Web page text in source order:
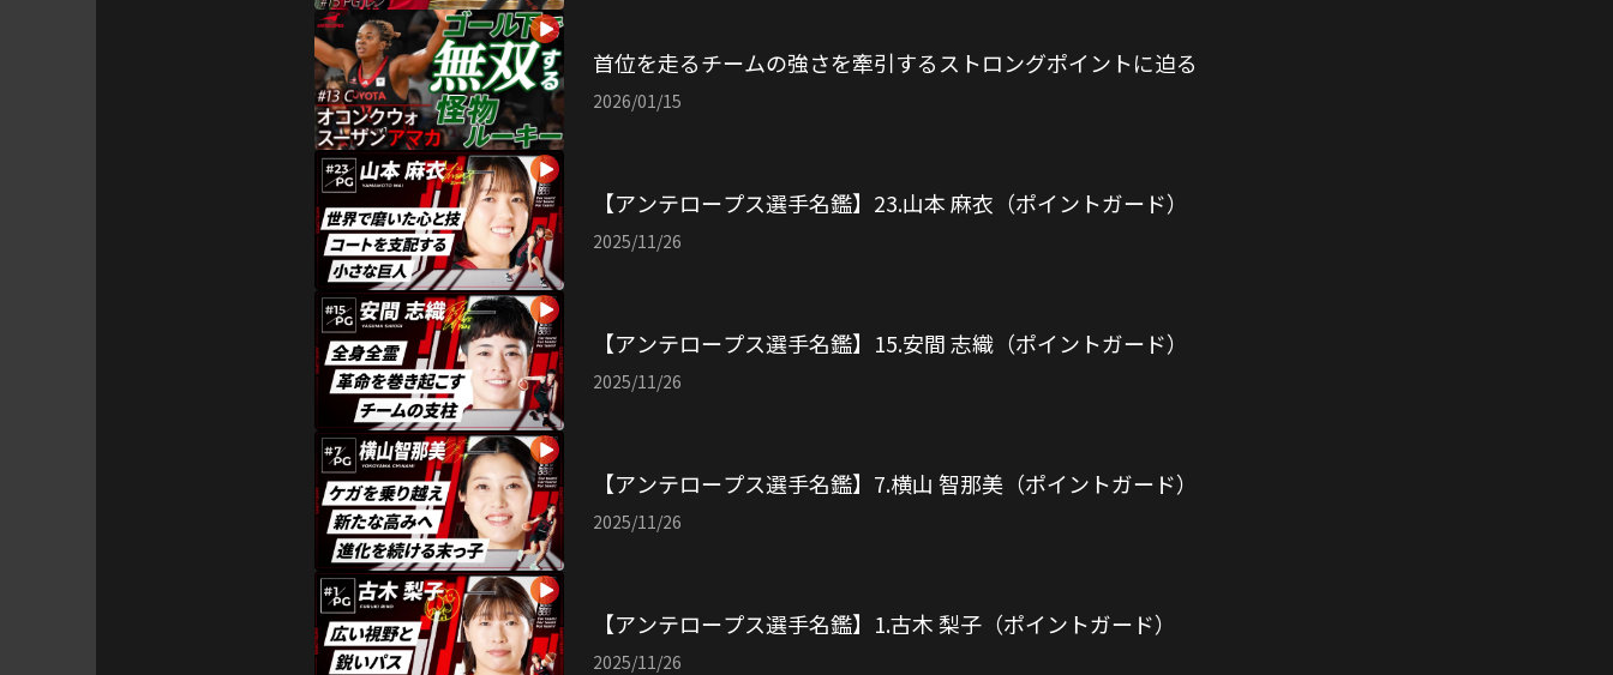
首位を走るチームの強さを牽引するストロングポイントに迫る
2026/01/15
【アンテロープス選手名鑑】23.山本 麻衣（ポイントガード）
2025/11/26
【アンテロープス選手名鑑】15.安間 志織（ポイントガード）
2025/11/26
【アンテロープス選手名鑑】7.横山 智那美（ポイントガード）
2025/11/26
【アンテロープス選手名鑑】1.古木 梨子（ポイントガード）
2025/11/26